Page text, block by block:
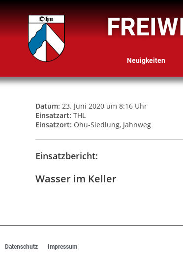
Neuigkeiten
Datum: 23. Juni 2020 um 8:16 Uhr
Einsatzart: THL
Einsatzort: Ohu-Siedlung, Jahnweg
Einsatzbericht:
Wasser im Keller
Datenschutz Impressum